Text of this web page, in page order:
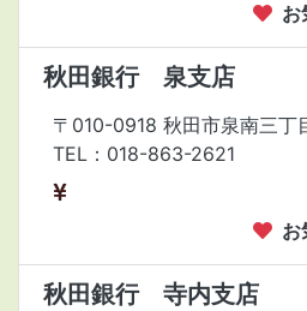
お
秋田銀行 泉支店
〒010-0918 秋田市泉南三丁
TEL：018-863-2621
お
秋田銀行 寺内支店